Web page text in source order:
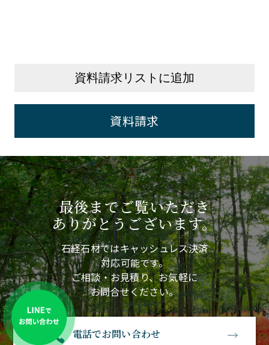
資料請求リストに追加
資料請求
最後までご覧いただき
ありがとうございます。
石経石材ではキャッシュレス決済
対応可能です。
ご相談・お見積り、お気軽に
お問合せください。
電話でお問い合わせ